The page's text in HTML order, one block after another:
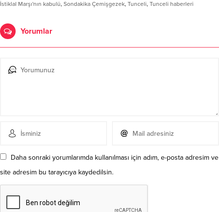
İstiklal Marşı'nın kabulü, Sondakika Çemişgezek, Tunceli, Tunceli haberleri
Yorumlar
Daha sonraki yorumlarımda kullanılması için adım, e-posta adresim ve
site adresim bu tarayıcıya kaydedilsin.